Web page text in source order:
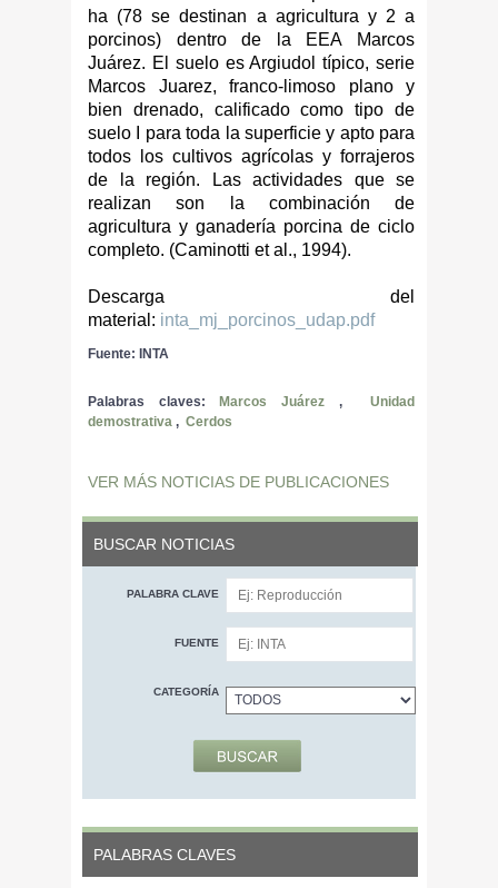
ha (78 se destinan a agricultura y 2 a
porcinos) dentro de la EEA Marcos
Juárez. El suelo es Argiudol típico, serie
Marcos Juarez, franco-limoso plano y
bien drenado, calificado como tipo de
suelo I para toda la superficie y apto para
todos los cultivos agrícolas y forrajeros
de la región. Las actividades que se
realizan son la combinación de
agricultura y ganadería porcina de ciclo
completo. (Caminotti et al., 1994).
Descarga del
material: inta_mj_porcinos_udap.pdf
Fuente: INTA
Palabras claves: Marcos Juárez ,Unidad
demostrativa , Cerdos
VER MÁS NOTICIAS DE PUBLICACIONES
BUSCAR NOTICIAS
PALABRA CLAVE
FUENTE
CATEGORÍA
PALABRAS CLAVES